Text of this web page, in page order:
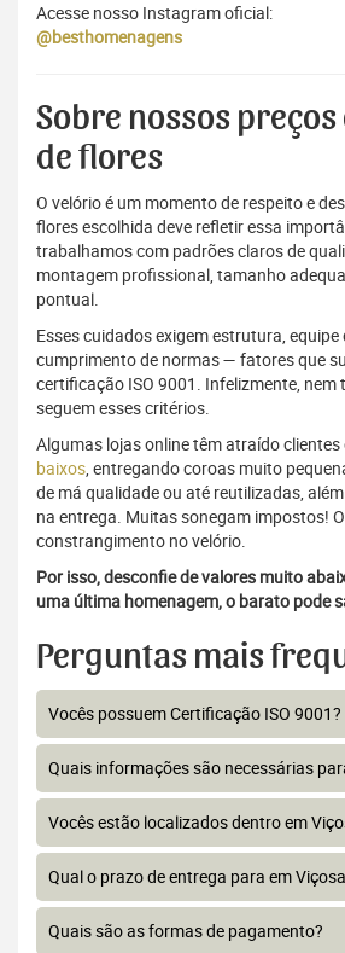
Acesse nosso Instagram oficial:
@besthomenagens
Sobre nossos preços
de flores
O velório é um momento de respeito e
flores escolhida deve refletir essa
trabalhamos com padrões claros de
montagem profissional, tamanho
pontual.
Esses cuidados exigem estrutura,
cumprimento de normas — fatores que
certificação ISO 9001. Infelizmente,
seguem esses critérios.
Algumas lojas online têm atraído clientes
baixos, entregando coroas muito
de má qualidade ou até reutilizadas,
na entrega. Muitas sonegam impostos!
constrangimento no velório.
Por isso, desconfie de valores muito
uma última homenagem, o barato pode
Perguntas mais
Vocês possuem Certificação ISO 9001?
Quais informações são necessárias
Vocês estão localizados dentro em
Qual o prazo de entrega para em
Quais são as formas de pagamento?